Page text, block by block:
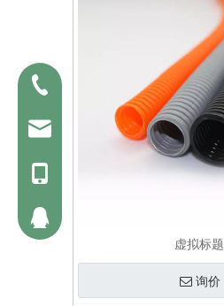
虚拟标题
询价
0523-82329058
jack@kinsontube.com